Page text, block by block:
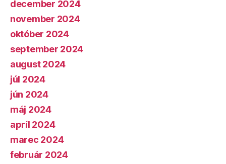
december 2024
november 2024
október 2024
september 2024
august 2024
júl 2024
jún 2024
máj 2024
apríl 2024
marec 2024
február 2024